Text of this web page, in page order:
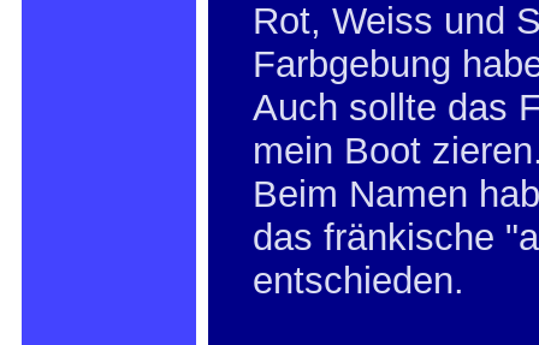
Rot, Weiss und
Farbgebung
Auch sollte das
mein Boot
Beim Namen
das fränkische
entschieden.